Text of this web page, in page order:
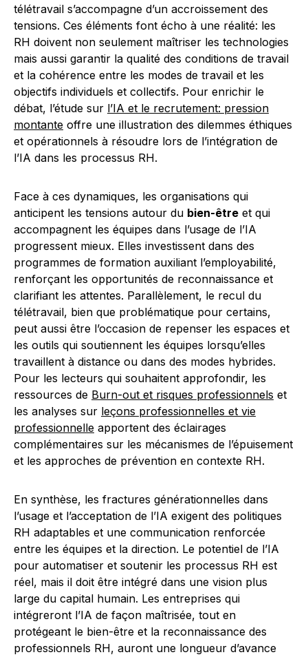
télétravail s’accompagne d’un accroissement des
tensions. Ces éléments font écho à une réalité: les
RH doivent non seulement maîtriser les technologies
mais aussi garantir la qualité des conditions de travail
et la cohérence entre les modes de travail et les
objectifs individuels et collectifs. Pour enrichir le
débat, l’étude sur l’IA et le recrutement: pression
montante offre une illustration des dilemmes éthiques
et opérationnels à résoudre lors de l’intégration de
l’IA dans les processus RH.
Face à ces dynamiques, les organisations qui
anticipent les tensions autour du bien-être et qui
accompagnent les équipes dans l’usage de l’IA
progressent mieux. Elles investissent dans des
programmes de formation auxiliant l’employabilité,
renforçant les opportunités de reconnaissance et
clarifiant les attentes. Parallèlement, le recul du
télétravail, bien que problématique pour certains,
peut aussi être l’occasion de repenser les espaces et
les outils qui soutiennent les équipes lorsqu’elles
travaillent à distance ou dans des modes hybrides.
Pour les lecteurs qui souhaitent approfondir, les
ressources de Burn-out et risques professionnels et
les analyses sur leçons professionnelles et vie
professionnelle apportent des éclairages
complémentaires sur les mécanismes de l’épuisement
et les approches de prévention en contexte RH.
En synthèse, les fractures générationnelles dans
l’usage et l’acceptation de l’IA exigent des politiques
RH adaptables et une communication renforcée
entre les équipes et la direction. Le potentiel de l’IA
pour automatiser et soutenir les processus RH est
réel, mais il doit être intégré dans une vision plus
large du capital humain. Les entreprises qui
intégreront l’IA de façon maîtrisée, tout en
protégeant le bien-être et la reconnaissance des
professionnels RH, auront une longueur d’avance